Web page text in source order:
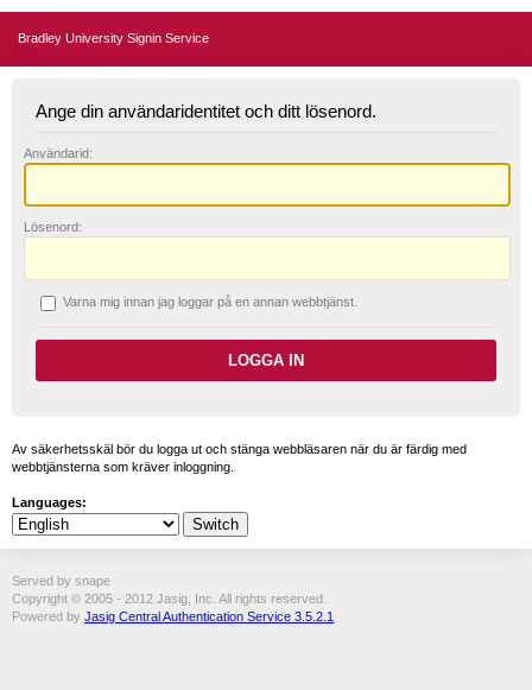
Bradley University Signin Service
Ange din användaridentitet och ditt lösenord.
Användarid:
L ösenord:
Varna mig innan jag loggar på en annan webbtjänst.
Av säkerhetsskäl bör du logga ut och stänga webbläsaren när du är färdig med
webbtjänsterna som kräver inloggning.
Languages:
Served by snape
Copyright © 2005 - 2012 Jasig, Inc. All rights reserved.
Powered by Jasig Central Authentication Service 3.5.2.1